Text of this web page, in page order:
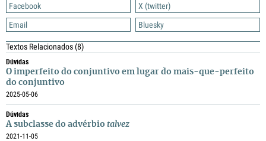
Facebook
X (twitter)
Email
Bluesky
Textos Relacionados(8)
Dúvidas
O imperfeito do conjuntivo em lugar do mais-que-perfeito
do conjuntivo
2025-05-06
Dúvidas
A subclasse do advérbio talvez
2021-11-05